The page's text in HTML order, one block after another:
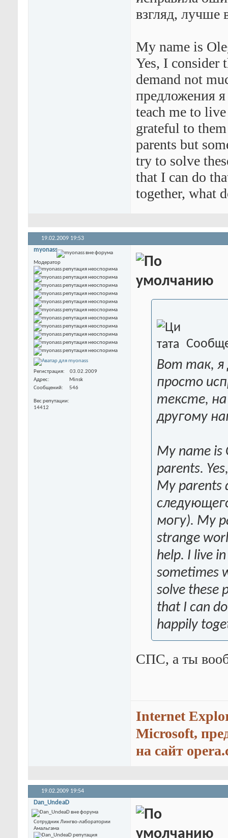
взгляд, лучше
My name is
Yes, I consider
demand not
предложения
teach me to
grateful to
parents but
try to solve
that I can do
together, what
19.02.2009 19:53
myonass
Модератор
Регистрация
03.02.2009
Адрес
Minsk
Сообщений
546
Вес репутации
14412
Вот так, я
просто
тексте, на
другому
My name is
parents.
My parents
могу). My
strange
help. I live
sometimes
solve these
that I can
happily
СПС, а ты
Internet
Microsoft,
на сайт
19.02.2009 19:54
Dan_UndeaD
Сотрудник Лингво-лаборатории
Амальгама